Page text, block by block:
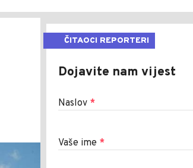
ČITAOCI REPORTERI
Dojavite nam vijest
Naslov *
Vaše ime *